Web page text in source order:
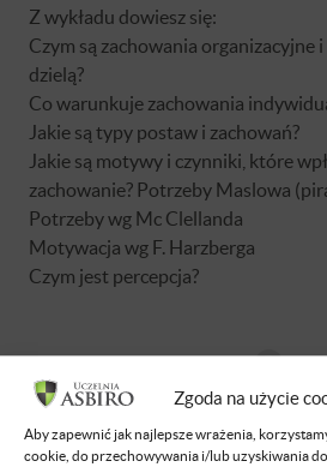
Zgoda na użycie
Aby zapewnić jak najlepsze wrażenia,
cookie, do przechowywania i/lub uzyskiwania
Z wykładu dowiesz się:
Czym są zachowania organizacyjne
dzielą?
Co warunkuje zachowania
Jakie są typy postaw i zachowań?
Jakie są motywy i czynniki, które
zachowanie? Potrzeby Maslowa
Potrzeby wg Mc Clellanda
Motywacja wg F. Harzberga
Czym jest percepcja?
Brak